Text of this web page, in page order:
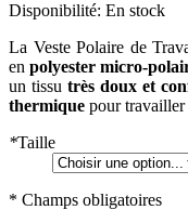
Disponibilité: En stock
La Veste Polaire de
en polyester micro-
un tissu très doux et
thermique pour travailler
*Taille
* Champs obligatoires